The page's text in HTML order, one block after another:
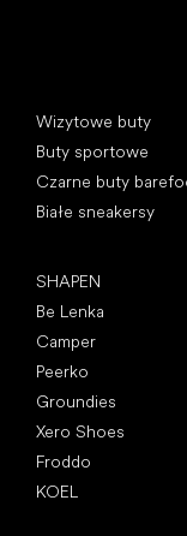
Wizytowe buty
Buty sportowe
Czarne buty
Białe sneakersy
SHAPEN
Be Lenka
Camper
Peerko
Groundies
Xero Shoes
Froddo
KOEL